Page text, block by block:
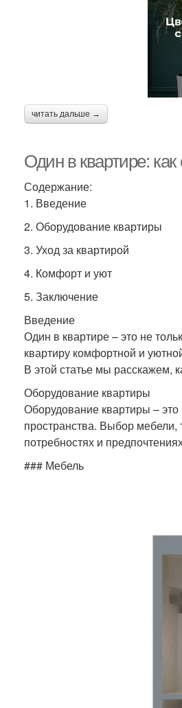
читать дальше →
Один в квартире:
Содержание:
1. Введение
2. Оборудование квартиры
3. Уход за квартирой
4. Комфорт и уют
5. Заключение
Введение
Один в квартире – это не
квартиру комфортной и
В этой статье мы расскажем,
Оборудование квартиры
Оборудование квартиры –
пространства. Выбор мебели,
потребностях и
### Мебель